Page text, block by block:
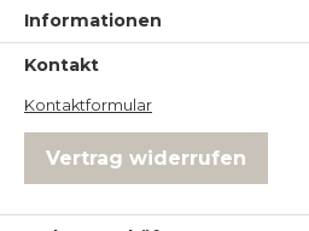
Informationen
Kontakt
Kontaktformular
Vertrag widerrufen